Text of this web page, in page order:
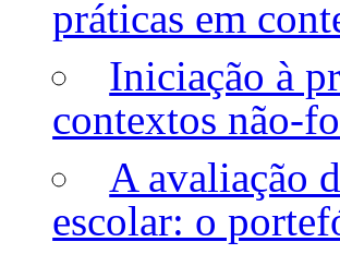
práticas em
Iniciação à
contextos não-
A avaliação
escolar: o